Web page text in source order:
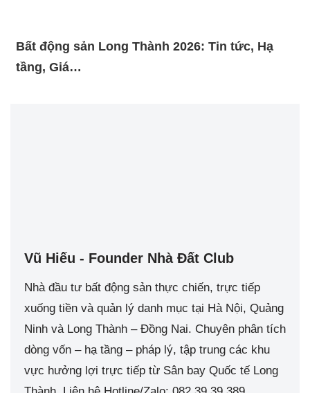
Bất động sản Long Thành 2026: Tin tức, Hạ
tầng, Giá…
Vũ Hiếu - Founder Nhà Đất Club
Nhà đầu tư bất động sản thực chiến, trực tiếp
xuống tiền và quản lý danh mục tại Hà Nội, Quảng
Ninh và Long Thành – Đồng Nai. Chuyên phân tích
dòng vốn – hạ tầng – pháp lý, tập trung các khu
vực hưởng lợi trực tiếp từ Sân bay Quốc tế Long